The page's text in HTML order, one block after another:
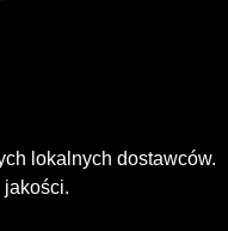
lokalnych dostawców.
jakości.